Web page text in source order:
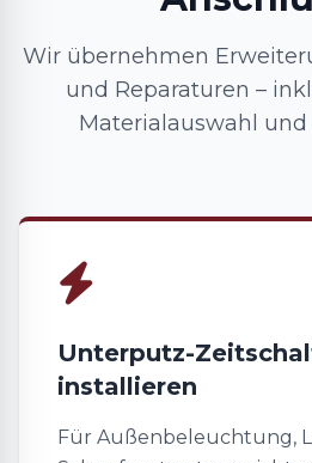
Wir übernehmen
und Reparaturen –
Materialauswahl
Unterputz-
installieren
Für Außenbeleuchtung,